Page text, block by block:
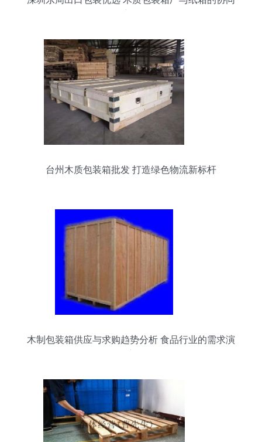
台州木质包装箱批发 打造绿色物流新标杆
木制包装箱供应与求购趋势分析 食品行业的需求演